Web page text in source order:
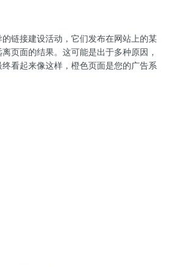
链接建设活动，它们发布在网站上的某
页面的结果。这可能是出于多种原因，
看起来像这样，橙色页面是您的广告系